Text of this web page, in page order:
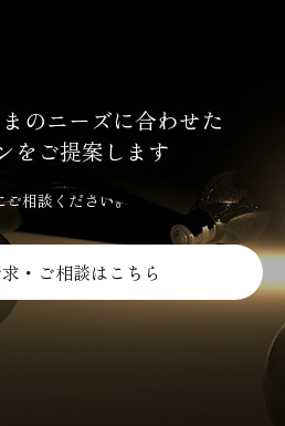
のニーズに合わせた
をご提案します
ご相談ください。
・ご相談はこちら